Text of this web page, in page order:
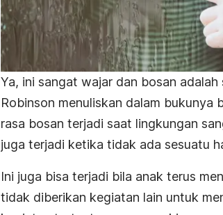
Ya, ini sangat wajar dan bosan
Robinson menuliskan dalam bukunya
rasa bosan terjadi saat lingkungan
juga terjadi ketika tidak ada sesuatu
Ini juga bisa terjadi bila anak terus
tidak diberikan kegiatan lain untuk